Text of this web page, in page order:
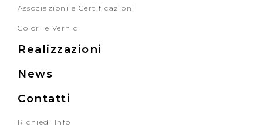
Associazioni e Certificazioni
Colori e Vernici
Realizzazioni
News
Contatti
Richiedi Info